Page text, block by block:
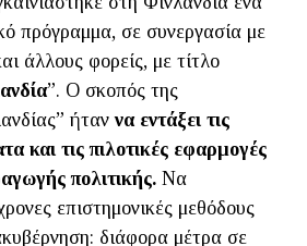
πρόγραμμα, σε συνεργασία με
άλλους φορείς, με τίτλο
”. Ο σκοπός της
ήταννα εντάξει τις
και τις πιλοτικές εφαρμογές
πολιτικής. Να
επιστημονικές μεθόδους
διάφορα μέτρα σε